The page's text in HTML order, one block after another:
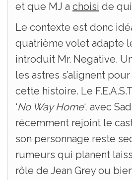
et que MJ a choisi de
Le contexte est donc
quatrième volet adapte
introduit Mr. Negative.
les astres s’alignent pour
cette histoire. Le
‘No Way Home‘, avec
récemment rejoint le
son personnage reste
rumeurs qui planent
rôle de Jean Grey ou